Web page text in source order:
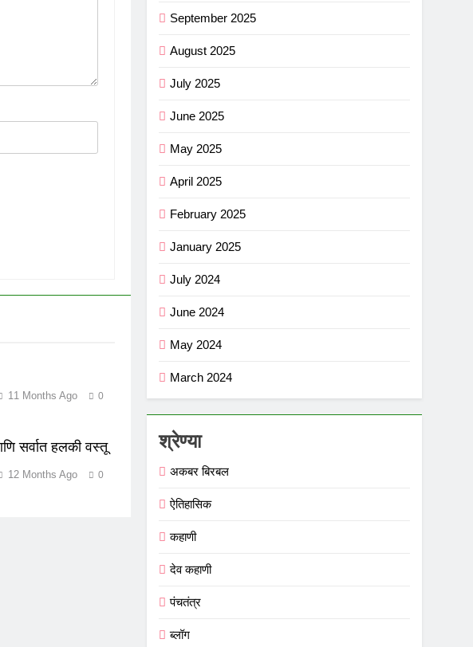
11 Months Ago 0
सर्वात हलकी वस्तू
12 Months Ago 0
September 2025
August 2025
July 2025
June 2025
May 2025
April 2025
February 2025
January 2025
July 2024
June 2024
May 2024
March 2024
श्रेण्या
अकबर बिरबल
ऐतिहासिक
कहाणी
देव कहाणी
पंचतंत्र
ब्लॉग